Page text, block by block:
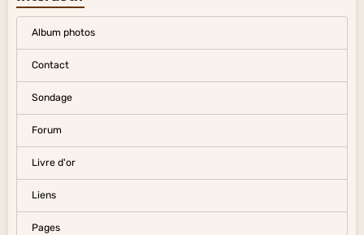
Album photos
Contact
Sondage
Forum
Livre d'or
Liens
Pages